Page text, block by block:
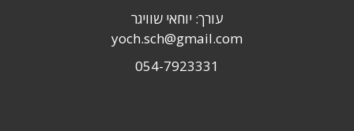
עורך: יוחאי שוויגר
yoch.sch@gmail.com
054-7923331